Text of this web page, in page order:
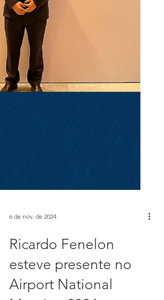
6 de nov. de 2024
Ricardo Fenelon
esteve presente no